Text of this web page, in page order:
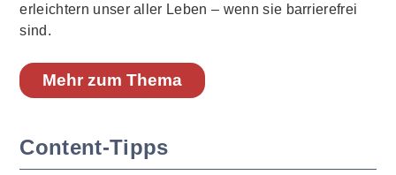
erleichtern unser aller Leben – wenn sie barrierefrei
sind.
Mehr zum Thema
Content-Tipps